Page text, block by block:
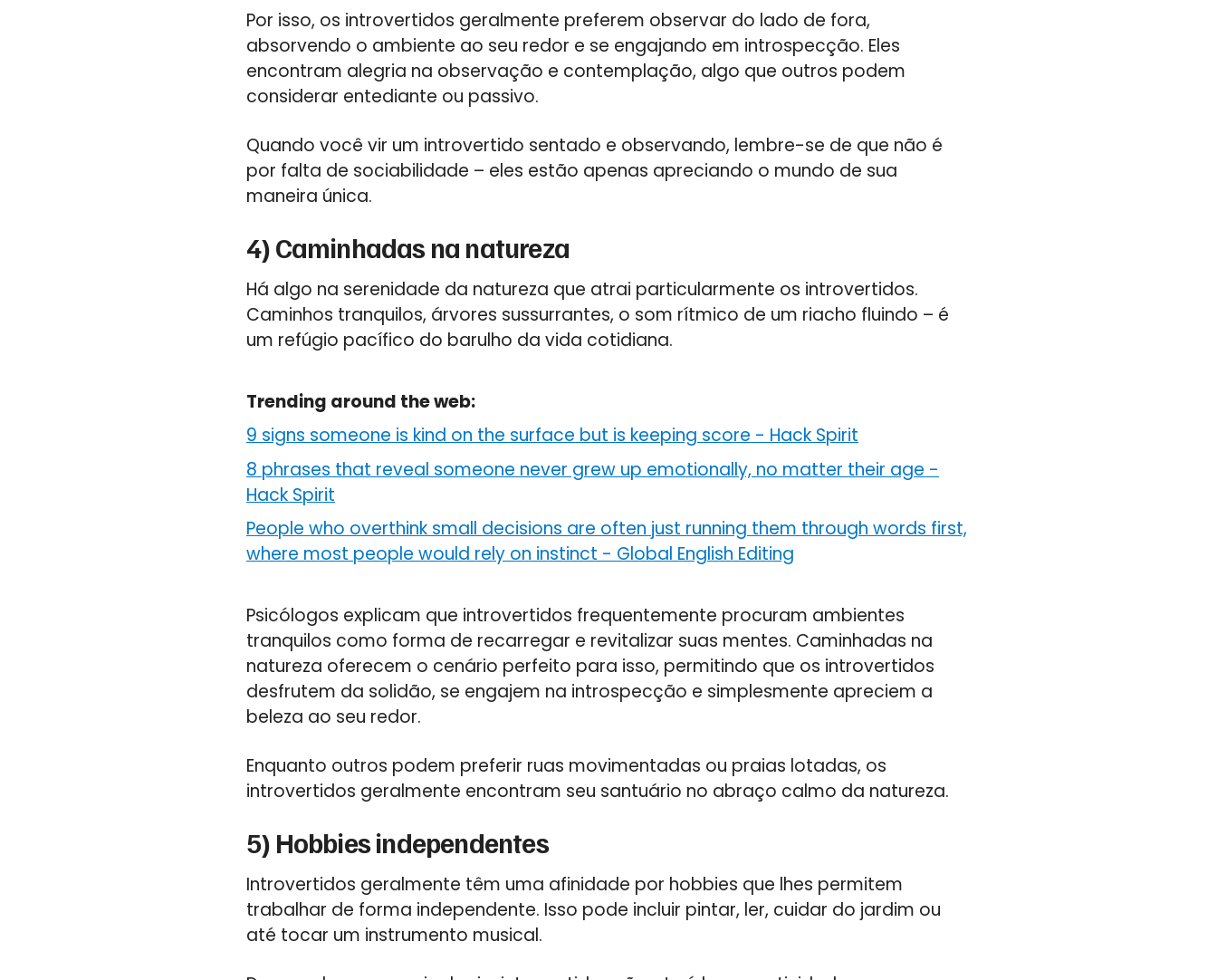
Por isso, os introvertidos geralmente preferem observar do lado de fora,
absorvendo o ambiente ao seu redor e se engajando em introspecção. Eles
encontram alegria na observação e contemplação, algo que outros podem
considerar entediante ou passivo.
Quando você vir um introvertido sentado e observando, lembre-se de que não é
por falta de sociabilidade – eles estão apenas apreciando o mundo de sua
maneira única.
4) Caminhadas na natureza
Há algo na serenidade da natureza que atrai particularmente os introvertidos.
Caminhos tranquilos, árvores sussurrantes, o som rítmico de um riacho fluindo – é
um refúgio pacífico do barulho da vida cotidiana.
Trending around the web:
9 signs someone is kind on the surface but is keeping score - Hack Spirit
8 phrases that reveal someone never grew up emotionally, no matter their age -
Hack Spirit
People who overthink small decisions are often just running them through words first,
where most people would rely on instinct - Global English Editing
Psicólogos explicam que introvertidos frequentemente procuram ambientes
tranquilos como forma de recarregar e revitalizar suas mentes. Caminhadas na
natureza oferecem o cenário perfeito para isso, permitindo que os introvertidos
desfrutem da solidão, se engajem na introspecção e simplesmente apreciem a
beleza ao seu redor.
Enquanto outros podem preferir ruas movimentadas ou praias lotadas, os
introvertidos geralmente encontram seu santuário no abraço calmo da natureza.
5) Hobbies independentes
Introvertidos geralmente têm uma afinidade por hobbies que lhes permitem
trabalhar de forma independente. Isso pode incluir pintar, ler, cuidar do jardim ou
até tocar um instrumento musical.